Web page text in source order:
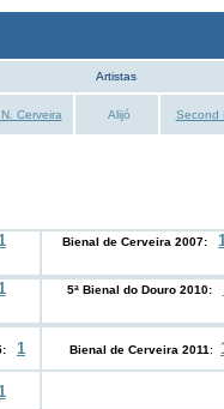
Artistas
Cerveira Alijó Second
Bienal de Cerveira 2007:
5ª Bienal do Douro 2010:
1 Bienal de Cerveira 2011: